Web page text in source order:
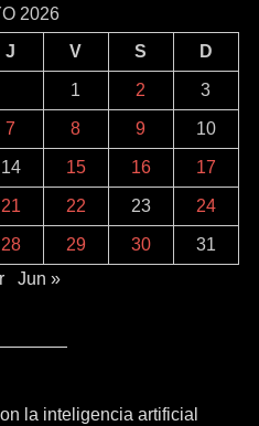
2026
J V S D
1 2 3
7 8 9 10
14 15 16 17
21 22 23 24
28 29 30
31
Jun »
la inteligencia artificial